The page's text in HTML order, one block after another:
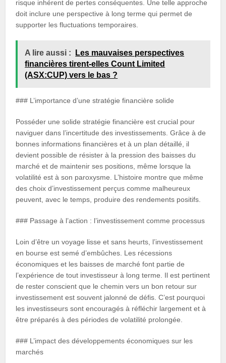
risque inhérent de pertes conséquentes. Une telle approche
doit inclure une perspective à long terme qui permet de
supporter les fluctuations temporaires.
A lire aussi :
Les mauvaises perspectives
financières tirent-elles Count Limited
(ASX:CUP) vers le bas ?
### L’importance d’une stratégie financière solide
Posséder une solide stratégie financière est crucial pour
naviguer dans l’incertitude des investissements. Grâce à de
bonnes informations financières et à un plan détaillé, il
devient possible de résister à la pression des baisses du
marché et de maintenir ses positions, même lorsque la
volatilité est à son paroxysme. L’histoire montre que même
des choix d’investissement perçus comme malheureux
peuvent, avec le temps, produire des rendements positifs.
### Passage à l’action : l’investissement comme processus
Loin d’être un voyage lisse et sans heurts, l’investissement
en bourse est semé d’embûches. Les récessions
économiques et les baisses de marché font partie de
l’expérience de tout investisseur à long terme. Il est pertinent
de rester conscient que le chemin vers un bon retour sur
investissement est souvent jalonné de défis. C’est pourquoi
les investisseurs sont encouragés à réfléchir largement et à
être préparés à des périodes de volatilité prolongée.
### L’impact des développements économiques sur les
marchés